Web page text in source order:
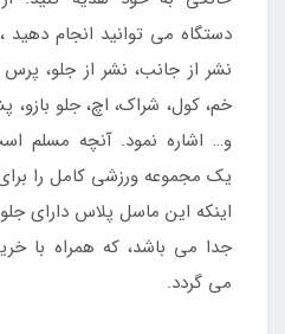
دستگاه می توانید انجام
نشر از جانب، نشر از جلو،
خم، کول، شراک، اچ، جلو بازو،
و… اشاره نمود. آنچه مسلم
یک مجموعه ورزشی کامل را
اینکه این ماسل پلاس دارای
جدا می باشد، که همراه با
می گردد.